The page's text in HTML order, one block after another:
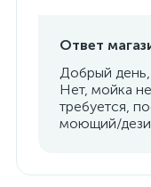
Ответ
Добрый
Нет, мойка
требуется,
моющий/